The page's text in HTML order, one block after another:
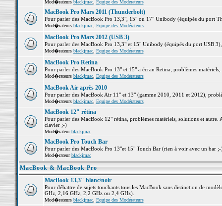
Mod�rateurs blackjmac, Equipe des Modérateurs
MacBook Pro Mars 2011 (Thunderbolt)
Pour parler des MacBook Pro 13,3", 15" ou 17" Unibody (équipés du port
Mod�rateurs blackjmac, Equipe des Modérateurs
MacBook Pro Mars 2012 (USB 3)
Pour parler des MacBook Pro 13,3" et 15" Unibody (équipés du port USB
Mod�rateurs blackjmac, Equipe des Modérateurs
MacBook Pro Retina
Pour parler des MacBook Pro 13" et 15" a écran Retina, problèmes matériels,
Mod�rateurs blackjmac, Equipe des Modérateurs
MacBook Air après 2010
Pour parler des MacBook Air 11" et 13" (gamme 2010, 2011 et 2012),
Mod�rateurs blackjmac, Equipe des Modérateurs
MacBook 12" rétina
Pour parler des MacBook 12" rétina, problèmes matériels, solutions et
clavier ;-)
Mod�rateurblackjmac
MacBook Pro Touch Bar
Pour parler des MacBook Pro 13"et 15" Touch Bar (rien à voir avec un bar
Mod�rateurblackjmac
MacBook & MacBook Pro
MacBook 13,3" blanc/noir
Pour débattre de sujets touchants tous les MacBook sans distinction de
GHz, 2,16 GHz, 2,2 GHz ou 2,4 GHz).
Mod�rateurs blackjmac, Equipe des Modérateurs